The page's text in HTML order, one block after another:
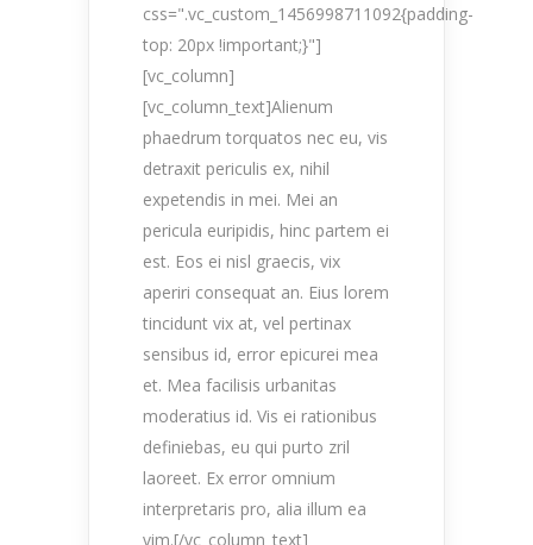
css=".vc_custom_1456998711092{padding-
top: 20px !important;}"]
[vc_column]
[vc_column_text]Alienum
phaedrum torquatos nec eu, vis
detraxit periculis ex, nihil
expetendis in mei. Mei an
pericula euripidis, hinc partem ei
est. Eos ei nisl graecis, vix
aperiri consequat an. Eius lorem
tincidunt vix at, vel pertinax
sensibus id, error epicurei mea
et. Mea facilisis urbanitas
moderatius id. Vis ei rationibus
definiebas, eu qui purto zril
laoreet. Ex error omnium
interpretaris pro, alia illum ea
vim.[/vc_column_text]